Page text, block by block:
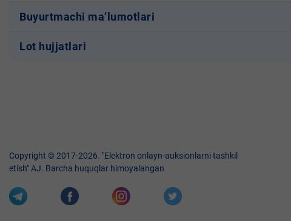
Buyurtmachi ma’lumotlari
Lot hujjatlari
Copyright © 2017-2026. "Elektron onlayn-auksionlarni tashkil
etish" AJ. Barcha huquqlar himoyalangan